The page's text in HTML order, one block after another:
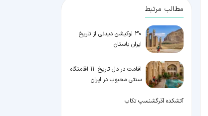
مطالب مرتبط
30 لوکیشن دیدنی از تاریخ
ایران باستان
اقامت در دل تاریخ؛ 11 اقامتگاه
سنتی محبوب در ایران
آتشکده آذرگشنسپ تکاب